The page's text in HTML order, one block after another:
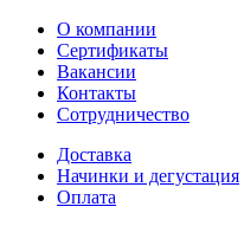
О компании
Сертификаты
Вакансии
Контакты
Сотрудничество
Доставка
Начинки и дегустация
Оплата